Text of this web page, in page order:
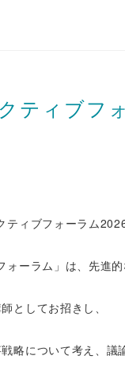
クティブフ
ティブフォーラム
ォーラム」は、先進
としてお招きし、
略について考え、議